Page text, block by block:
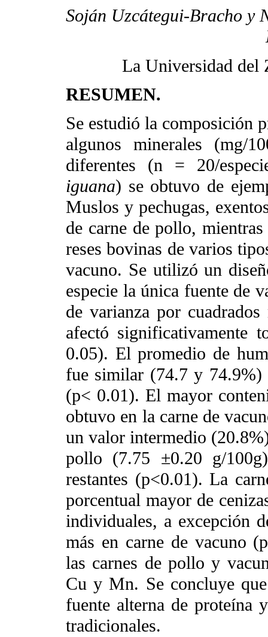
Soján Uzcátegui-Bracho y
La Universidad del
RESUMEN.
Se estudió la composición
algunos minerales (mg/
diferentes (n = 20/
iguana) se obtuvo de
Muslos y pechugas,
de carne de pollo,
reses bovinas de varios
vacuno. Se utilizó un
especie la única fuente de
de varianza por
afectó significativamente
0.05). El promedio de
fue similar (74.7 y
(p< 0.01). El mayor
obtuvo en la carne de
un valor intermedio
pollo (7.75 ±0.20 g/
restantes (p<0.01). La
porcentual mayor de
individuales, a excepción
más en carne de vacuno
las carnes de pollo y
Cu y Mn. Se concluye
fuente alterna de proteína
tradicionales.